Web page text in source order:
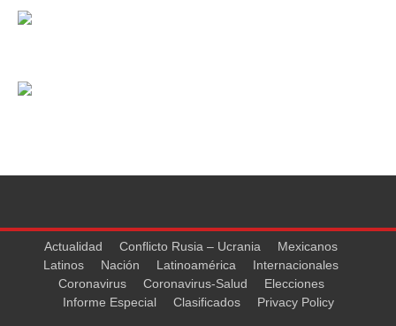
Actualidad Conflicto Rusia – Ucrania
Mexicanos
Latinos
Nación Latinoamérica
Internacionales
Coronavirus
Coronavirus-Salud
Elecciones
Informe Especial
Clasificados Privacy Policy